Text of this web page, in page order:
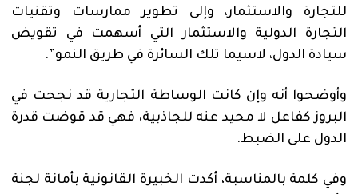
للتجارة والاستثمار، وإلى تطوير ممارسات وتقنيات
التجارة الدولية والاستثمار التي أسهمت في تقويض
سيادة الدول، لاسيما تلك السائرة في طريق النمو”.
وأوضحوا أنه وإن كانت الوساطة التجارية قد نجحت في
البروز كفاعل لا محيد عنه للجاذبية، فهي قد قوضت قدرة
الدول على الضبط.
وفي كلمة بالمناسبة، أكدت الخبيرة القانونية بأمانة لجنة